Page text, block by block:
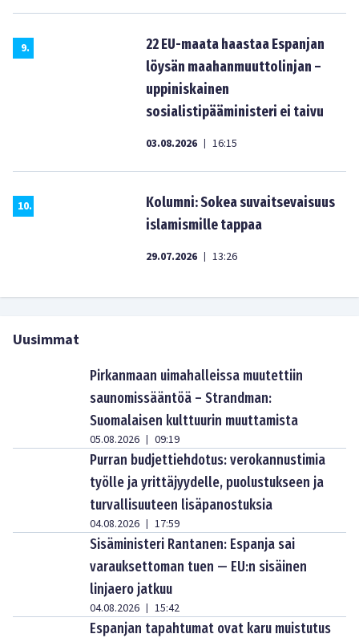
9.
22 EU-maata haastaa Espanjan
löysän maahanmuuttolinjan –
uppiniskainen
sosialistipääministeri ei taivu
03.08.2026 | 16:15
10.
Kolumni: Sokea suvaitsevaisuus
islamismille tappaa
29.07.2026 | 13:26
Uusimmat
Pirkanmaan uimahalleissa muutettiin
saunomissääntöä – Strandman:
Suomalaisen kulttuurin muuttamista
05.08.2026 | 09:19
Purran budjettiehdotus: verokannustimia
työlle ja yrittäjyydelle, puolustukseen ja
turvallisuuteen lisäpanostuksia
04.08.2026 | 17:59
Sisäministeri Rantanen: Espanja sai
varauksettoman tuen — EU:n sisäinen
linjaero jatkuu
04.08.2026 | 15:42
Espanjan tapahtumat ovat karu muistutus